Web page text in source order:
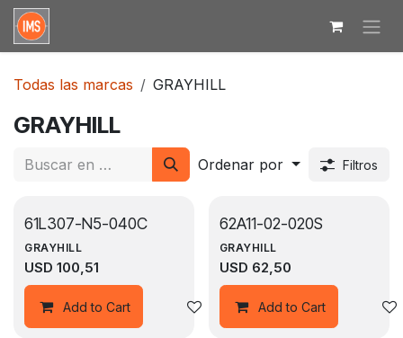
Ir al contenido
Todas las marcas GRAYHILL
GRAYHILL
Ordenar por Filtros
61L307-N5-040C
GRAYHILL
USD 100,51
Add to Cart Agregar a la lista de deseos
62A11-02-020S
GRAYHILL
USD 62,50
Add to Cart